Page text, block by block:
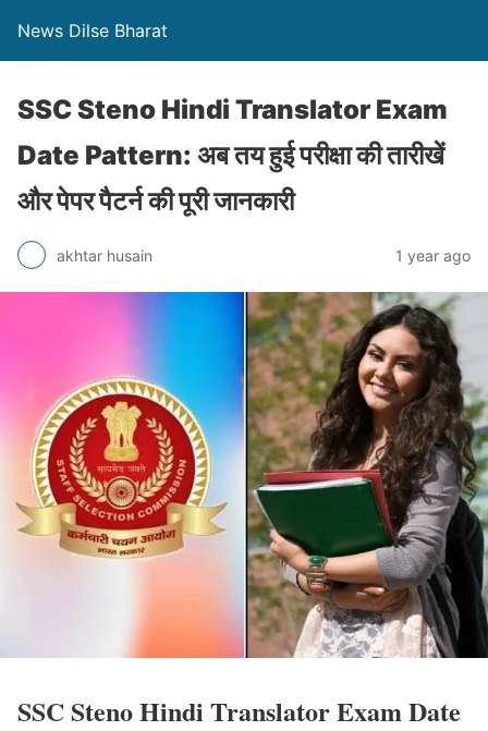
News Dilse Bharat
SSC Steno Hindi Translator Exam
Date Pattern: अब तय हुई परीक्षा की तारीखें
और पेपर पैटर्न की पूरी जानकारी
akhtar husain 1 year ago
SSC Steno Hindi Translator Exam Date